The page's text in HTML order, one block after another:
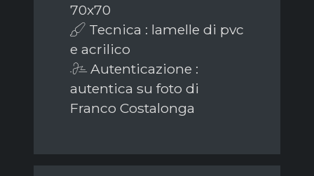
70x70
Tecnica : lamelle di pvc
e acrilico
Autenticazione :
autentica su foto di
Franco Costalonga